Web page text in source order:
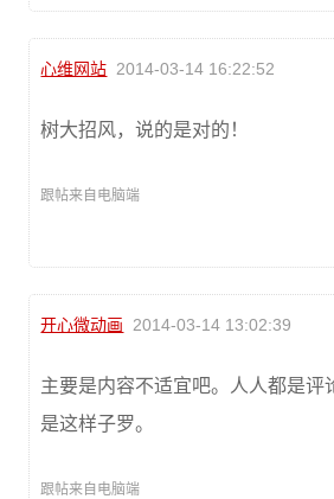
心维网站 2014-03-14 16:22:52
树大招风，说的是对的！
跟帖来自电脑端
开心微动画 2014-03-14 13:02:39
主要是内容不适宜吧。人人都是评
是这样子罗。
跟帖来自电脑端